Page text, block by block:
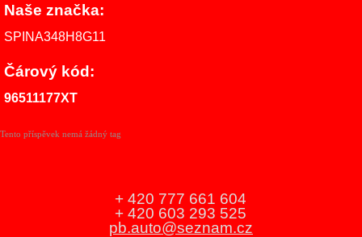
Naše značka:
SPINA348H8G11
Čárový kód:
96511177XT
Tento příspěvek nemá žádný tag
+ 420 777 661 604
+ 420 603 293 525
pb.auto@seznam.cz